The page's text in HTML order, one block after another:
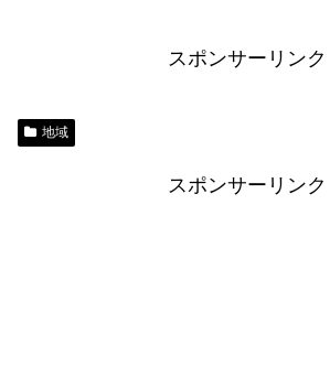
スポンサーリンク
地域
スポンサーリンク